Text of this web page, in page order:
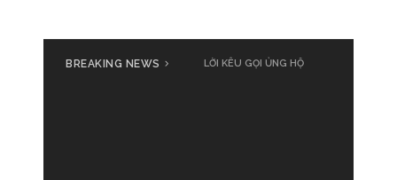
BREAKING NEWS LỜI KÊU GỌI ỦNG HỘ